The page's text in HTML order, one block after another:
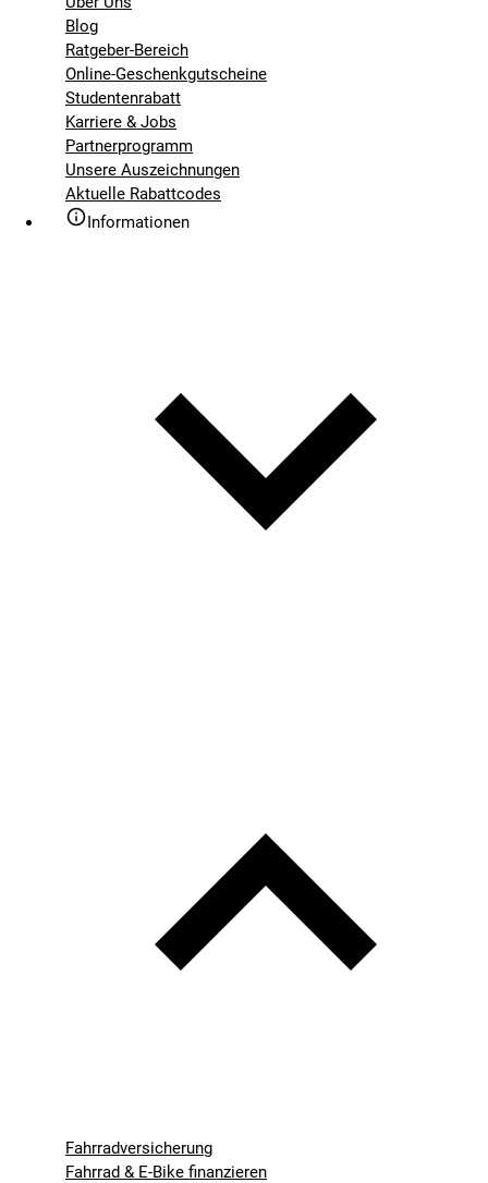
Blog
Ratgeber-Bereich
Online-Geschenkgutscheine
Studentenrabatt
Karriere & Jobs
Partnerprogramm
Unsere Auszeichnungen
Aktuelle Rabattcodes
Informationen
Fahrradversicherung
Fahrrad & E-Bike finanzieren